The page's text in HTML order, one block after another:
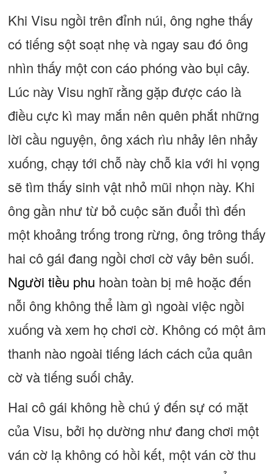
Khi Visu ngồi trên đỉnh núi, ông nghe thấy
có tiếng sột soạt nhẹ và ngay sau đó ông
nhìn thấy một con cáo phóng vào bụi cây.
Lúc này Visu nghĩ rằng gặp được cáo là
điều cực kì may mắn nên quên phắt những
lời cầu nguyện, ông xách rìu nhảy lên nhảy
xuống, chạy tới chỗ này chỗ kia với hi vọng
sẽ tìm thấy sinh vật nhỏ mũi nhọn này. Khi
ông gần như từ bỏ cuộc săn đuổi thì đến
một khoảng trống trong rừng, ông trông thấy
hai cô gái đang ngồi chơi cờ vây bên suối.
Người tiều phu hoàn toàn bị mê hoặc đến
nỗi ông không thể làm gì ngoài việc ngồi
xuống và xem họ chơi cờ. Không có một âm
thanh nào ngoài tiếng lách cách của quân
cờ và tiếng suối chảy.
Hai cô gái không hề chú ý đến sự có mặt
của Visu, bởi họ dường như đang chơi một
ván cờ lạ không có hồi kết, một ván cờ thu